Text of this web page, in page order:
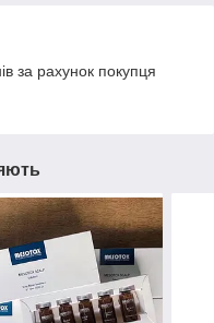
за рахунок покупця